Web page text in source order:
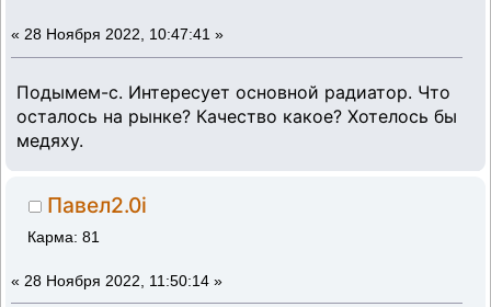
« 28 Ноября 2022, 10:47:41 »
Подымем-с. Интересует основной радиатор. Что
осталось на рынке? Качество какое? Хотелось бы
медяху.
Павел2.0i
Карма: 81
« 28 Ноября 2022, 11:50:14 »